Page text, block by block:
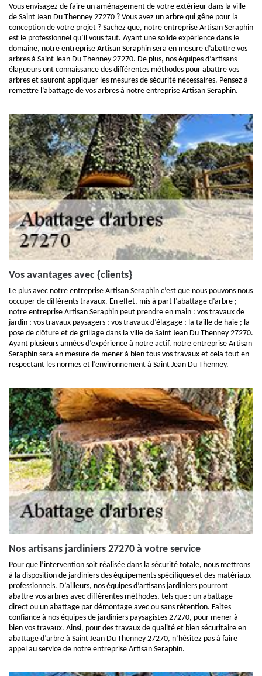
Vous envisagez de faire un aménagement de votre extérieur dans la ville
de Saint Jean Du Thenney 27270 ? Vous avez un arbre qui gêne pour la
conception de votre projet ? Sachez que, notre entreprise Artisan Seraphin
est le professionnel qu’il vous faut. Ayant une solide expérience dans le
domaine, notre entreprise Artisan Seraphin sera en mesure d’abattre vos
arbres à Saint Jean Du Thenney 27270. De plus, nos équipes d’artisans
élagueurs ont connaissance des différentes méthodes pour abattre vos
arbres et sauront appliquer les mesures de sécurité nécessaires. Pensez à
remettre l’abattage de vos arbres à notre entreprise Artisan Seraphin.
Vos avantages avec {clients}
Le plus avec notre entreprise Artisan Seraphin c’est que nous pouvons nous
occuper de différents travaux. En effet, mis à part l’abattage d’arbre ;
notre entreprise Artisan Seraphin peut prendre en main : vos travaux de
jardin ; vos travaux paysagers ; vos travaux d’élagage ; la taille de haie ; la
pose de clôture et de grillage dans la ville de Saint Jean Du Thenney 27270.
Ayant plusieurs années d’expérience à notre actif, notre entreprise Artisan
Seraphin sera en mesure de mener à bien tous vos travaux et cela tout en
respectant les normes et l’environnement à Saint Jean Du Thenney.
Nos artisans jardiniers 27270 à votre service
Pour que l’intervention soit réalisée dans la sécurité totale, nous mettrons
à la disposition de jardiniers des équipements spécifiques et des matériaux
professionnels. D’ailleurs, nos équipes d’artisans jardiniers pourront
abattre vos arbres avec différentes méthodes, tels que : un abattage
direct ou un abattage par démontage avec ou sans rétention. Faites
confiance à nos équipes de jardiniers paysagistes 27270, pour mener à
bien vos travaux. Ainsi, pour des travaux de qualité et bien sécuritaire en
abattage d’arbre à Saint Jean Du Thenney 27270, n’hésitez pas à faire
appel au service de notre entreprise Artisan Seraphin.